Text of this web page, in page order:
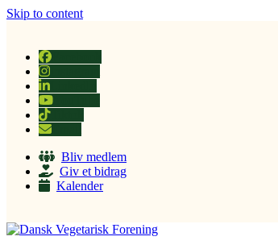
Skip to content
Tiktok
Bliv medlem
Giv et bidrag
Kalender